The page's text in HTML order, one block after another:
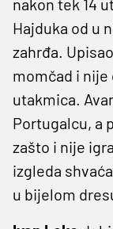
nakon tek 14
Hajduka od u
zahrđa.
momčad i
utakmica.
Portugalcu, a
zašto i nije
izgleda
u bijelom